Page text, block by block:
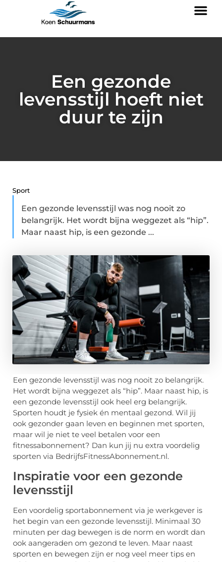
Een gezonde
levensstijl hoeft niet
duur te zijn
Sport
Een gezonde levensstijl was nog nooit zo
belangrijk. Het wordt bijna weggezet als “hip”.
Maar naast hip, is een gezonde ...
Een gezonde levensstijl was nog nooit zo belangrijk.
Het wordt bijna weggezet als “hip”. Maar naast hip, is
een gezonde levensstijl ook heel erg belangrijk.
Sporten houdt je fysiek én mentaal gezond. Wil jij
ook gezonder gaan leven en beginnen met sporten,
maar wil je niet te veel betalen voor een
fitnessabonnement? Dan kun jij nu extra voordelig
sporten via BedrijfsFitnessAbonnement.nl.
Inspiratie voor een gezonde
levensstijl
Een voordelig sportabonnement via je werkgever is
het begin van een gezonde levensstijl. Minimaal 30
minuten per dag bewegen is de norm en wordt dan
ook aangeraden om gezond te leven. Maar naast
sporten en bewegen zijn er nog veel meer tips en